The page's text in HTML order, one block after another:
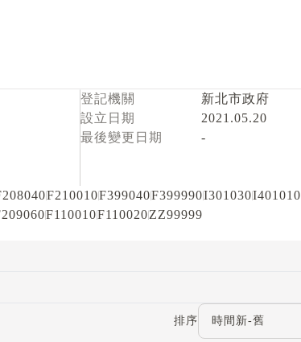
登記機關
新北市政府
設立日期
2021.05.20
最後變更日期
-
F210010F399040F399990I301030I401010
F110010F110020ZZ99999
排序
評論排序